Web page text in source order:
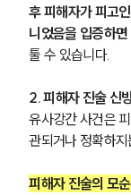
후 피해자가 피고
니었음을 입증하
툴 수 있습니다.
2. 피해자 진술 신
유사강간 사건은
관되거나 정확하지
피해자 진술의 모